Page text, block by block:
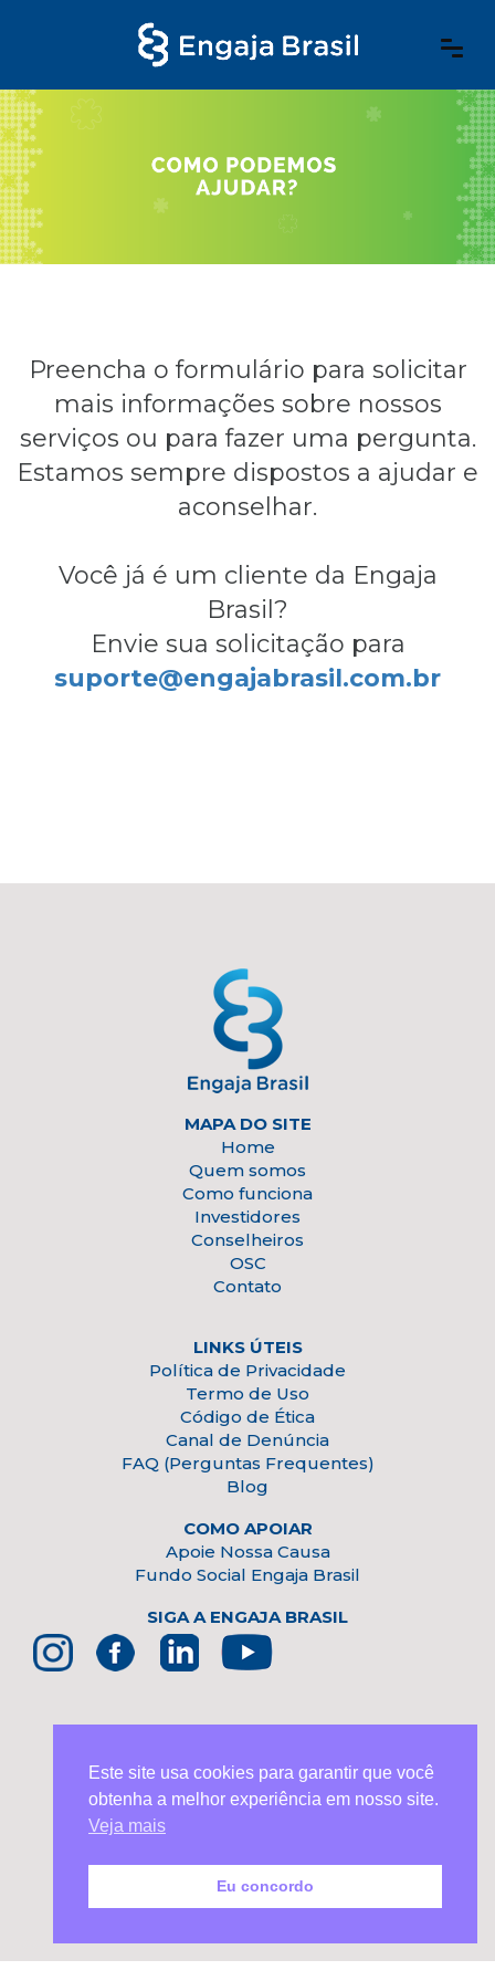
Preencha o formulário para solicitar
mais informações sobre nossos
serviços ou para fazer uma pergunta.
Estamos sempre dispostos a ajudar e
aconselhar.
Você já é um cliente da Engaja
Brasil?
Envie sua solicitação para
suporte@engajabrasil.com.br
MAPA DO SITE
Home
Quem somos
Como funciona
Investidores
Conselheiros
OSC
Contato
LINKS ÚTEIS
Política de Privacidade
Termo de Uso
Código de Ética
Canal de Denúncia
FAQ (Perguntas Frequentes)
Blog
COMO APOIAR
Apoie Nossa Causa
Fundo Social Engaja Brasil
SIGA A ENGAJA BRASIL
PARCEIRO INSTITUCIONAL
Este site usa cookies para garantir que você
obtenha a melhor experiência em nosso site.
Veja mais
Eu concordo